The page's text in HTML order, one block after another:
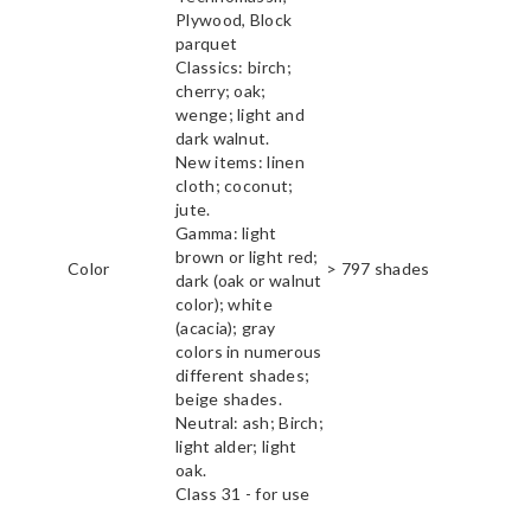
Plywood, Block
parquet
Color
Classics: birch;
cherry; oak;
wenge; light and
dark walnut.
New items: linen
cloth; coconut;
jute.
Gamma: light
brown or light red;
dark (oak or walnut
color); white
(acacia); gray
colors in numerous
different shades;
beige shades.
Neutral: ash; Birch;
light alder; light
oak.
> 797 shades
Class 31 - for use